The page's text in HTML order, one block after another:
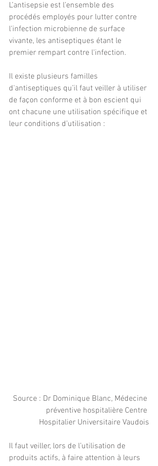
L’antisepsie est l’ensemble des
procédés employés pour lutter contre
l'infection microbienne de surface
vivante, les antiseptiques étant le
premier rempart contre l'infection.
Il existe plusieurs familles
d'antiseptiques qu’il faut veiller à utiliser
de façon conforme et à bon escient qui
ont chacune une utilisation spécifique et
leur conditions d’utilisation :
Source : Dr Dominique Blanc, Médecine
préventive hospitalière Centre
Hospitalier Universitaire Vaudois
Il faut veiller, lors de l’utilisation de
produits actifs, à faire attention à leurs